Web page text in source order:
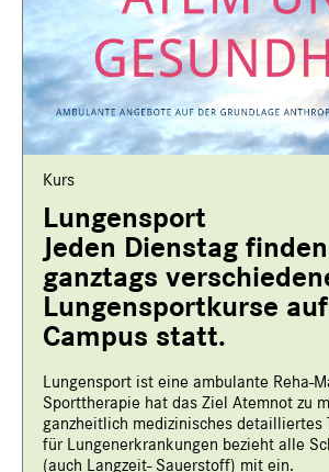
Kurs
Lungensport
Jeden Dienstag finden
ganztags
Lungensportkurse
Campus statt.
Lungensport ist eine ambulante Reha-
Sporttherapie hat das Ziel Atemnot zu
ganzheitlich medizinisches detailliertes
für Lungenerkrankungen bezieht alle
(auch Langzeit- Sauerstoff) mit ein.